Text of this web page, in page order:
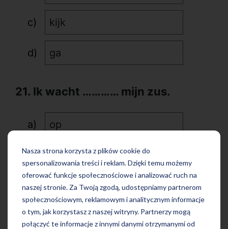
Nasza strona korzysta z plików cookie do
spersonalizowania treści i reklam. Dzięki temu możemy
oferować funkcje społecznościowe i analizować ruch na
naszej stronie. Za Twoją zgodą, udostępniamy partnerom
społecznościowym, reklamowym i analitycznym informacje
o tym, jak korzystasz z naszej witryny. Partnerzy mogą
połączyć te informacje z innymi danymi otrzymanymi od
kijk
ga
21. Ik wacht ………… mijn zus.
op
om
uit
in